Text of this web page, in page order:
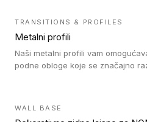
TRANSITIONS & PROFILES
Metalni profili
Naši metalni profili vam
podne obloge koje se značajno
WALL BASE